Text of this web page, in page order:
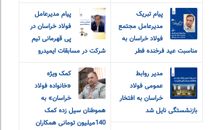
پیام تبریک
مدیرعامل مجتمع
فولاد خراسان به
مناسبت عید فرخنده فطر
پیام مدیرعامل
فولاد خراسان در
پی قهرمانی تیم
شرکت در مسابقات ایمیدرو
مدیر روابط
عمومی فولاد
خراسان به افتخار
بازنشستگی نایل شد
کمک ویژه
«خانواده فولاد
خراسان» به
هموطنان سیل زده کمک
140میلیون تومانی همکاران